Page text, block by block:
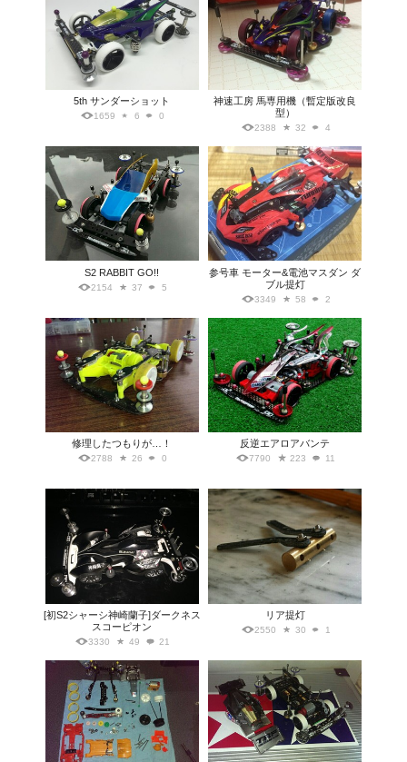
5th サンダーショット
1659 6 0
神速工房 馬専用機（暫定版改良
型）
2388 32 4
S2 RABBIT GO!!
2154 37 5
参号車 モーター&電池マスダン ダ
ブル提灯
3349 58 2
修理したつもりが…！
2788 26 0
反逆エアロアバンテ
7790 223 11
[初S2シャーシ神崎蘭子]ダークネス
スコーピオン
3330 49 21
リア提灯
2550 30 1